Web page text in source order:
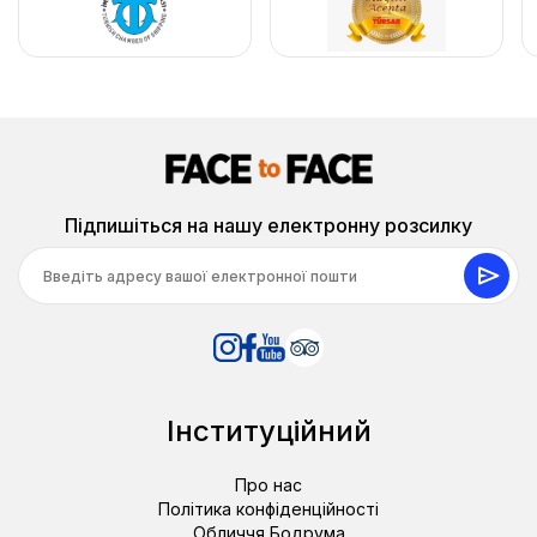
Приватна екскурсія в Ефес була видатною –
трансфери проходили плавно, гід знався на справі, і
DE
David E.
екскурсія з Бодрума до Ефесу
Bodrum ми завели нових друзів і зібрали 10 людей на
приватну екскурсію. Чесно кажучи, з 2-4 людьми
чудовий досвід в цілому — і набагато краща
Підпишіться на нашу електронну розсилку
Інституційний
Про нас
Політика конфіденційності
Обличчя Бодрума